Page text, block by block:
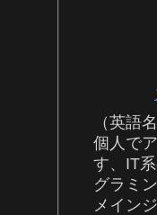
（英語
個人で
す、IT
グラミ
メイン